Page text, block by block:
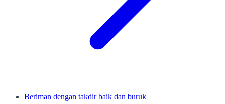
Beriman dengan takdir baik dan buruk